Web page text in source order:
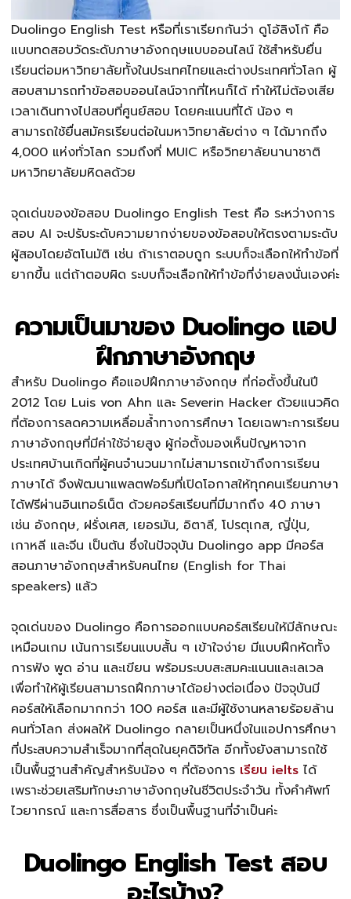
Duolingo English Test หรือที่เราเรียกกันว่า ดูโอ้ลิงโก้ คือ
แบบทดสอบวัดระดับภาษาอังกฤษแบบออนไลน์ ใช้สำหรับยื่น
เรียนต่อมหาวิทยาลัยทั้งในประเทศไทยและต่างประเทศทั่วโลก ผู้
สอบสามารถทำข้อสอบออนไลน์จากที่ไหนก็ได้ ทำให้ไม่ต้องเสีย
เวลาเดินทางไปสอบที่ศูนย์สอบ โดยคะแนนที่ได้ น้อง ๆ
สามารถใช้ยื่นสมัครเรียนต่อในมหาวิทยาลัยต่าง ๆ ได้มากถึง
4,000 แห่งทั่วโลก รวมถึงที่ MUIC หรือวิทยาลัยนานาชาติ
มหาวิทยาลัยมหิดลด้วย
จุดเด่นของข้อสอบ Duolingo English Test คือ ระหว่างการ
สอบ AI จะปรับระดับความยากง่ายของข้อสอบให้ตรงตามระดับ
ผู้สอบโดยอัตโนมัติ เช่น ถ้าเราตอบถูก ระบบก็จะเลือกให้ทำข้อที่
ยากขึ้น แต่ถ้าตอบผิด ระบบก็จะเลือกให้ทำข้อที่ง่ายลงนั่นเองค่ะ
ความเป็นมาของ Duolingo แอป
ฝึกภาษาอังกฤษ
สำหรับ Duolingo คือแอปฝึกภาษาอังกฤษ ที่ก่อตั้งขึ้นในปี
2012 โดย Luis von Ahn และ Severin Hacker ด้วยแนวคิด
ที่ต้องการลดความเหลื่อมล้ำทางการศึกษา โดยเฉพาะการเรียน
ภาษาอังกฤษที่มีค่าใช้จ่ายสูง ผู้ก่อตั้งมองเห็นปัญหาจาก
ประเทศบ้านเกิดที่ผู้คนจำนวนมากไม่สามารถเข้าถึงการเรียน
ภาษาได้ จึงพัฒนาแพลตฟอร์มที่เปิดโอกาสให้ทุกคนเรียนภาษา
ได้ฟรีผ่านอินเทอร์เน็ต ด้วยคอร์สเรียนที่มีมากถึง 40 ภาษา
เช่น อังกฤษ, ฝรั่งเศส, เยอรมัน, อิตาลี, โปรตุเกส, ญี่ปุ่น,
เกาหลี และจีน เป็นต้น ซึ่งในปัจจุบัน Duolingo app มีคอร์ส
สอนภาษาอังกฤษสำหรับคนไทย (English for Thai
speakers) แล้ว
จุดเด่นของ Duolingo คือการออกแบบคอร์สเรียนให้มีลักษณะ
เหมือนเกม เน้นการเรียนแบบสั้น ๆ เข้าใจง่าย มีแบบฝึกหัดทั้ง
การฟัง พูด อ่าน และเขียน พร้อมระบบสะสมคะแนนและเลเวล
เพื่อทำให้ผู้เรียนสามารถฝึกภาษาได้อย่างต่อเนื่อง ปัจจุบันมี
คอร์สให้เลือกมากกว่า 100 คอร์ส และมีผู้ใช้งานหลายร้อยล้าน
คนทั่วโลก ส่งผลให้ Duolingo กลายเป็นหนึ่งในแอปการศึกษา
ที่ประสบความสำเร็จมากที่สุดในยุคดิจิทัล อีกทั้งยังสามารถใช้
เป็นพื้นฐานสำคัญสำหรับน้อง ๆ ที่ต้องการ เรียน ielts ได้
เพราะช่วยเสริมทักษะภาษาอังกฤษในชีวิตประจำวัน ทั้งคำศัพท์
ไวยากรณ์ และการสื่อสาร ซึ่งเป็นพื้นฐานที่จำเป็นค่ะ
Duolingo English Test สอบ